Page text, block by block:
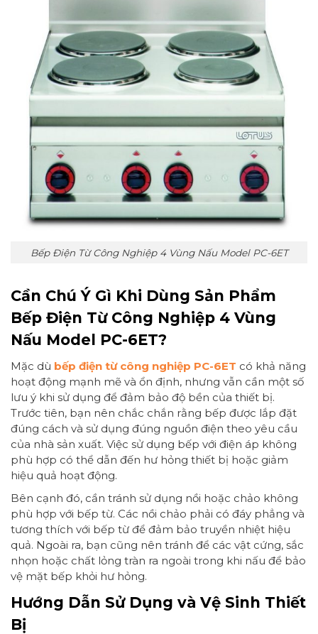
Bếp Điện Từ Công Nghiệp 4 Vùng Nấu Model PC-6ET
Cần Chú Ý Gì Khi Dùng Sản Phẩm
Bếp Điện Từ Công Nghiệp 4 Vùng
Nấu Model PC-6ET?
Mặc dù bếp điện từ công nghiệp PC-6ET có khả năng
hoạt động mạnh mẽ và ổn định, nhưng vẫn cần một số
lưu ý khi sử dụng để đảm bảo độ bền của thiết bị.
Trước tiên, bạn nên chắc chắn rằng bếp được lắp đặt
đúng cách và sử dụng đúng nguồn điện theo yêu cầu
của nhà sản xuất. Việc sử dụng bếp với điện áp không
phù hợp có thể dẫn đến hư hỏng thiết bị hoặc giảm
hiệu quả hoạt động.
Bên cạnh đó, cần tránh sử dụng nồi hoặc chảo không
phù hợp với bếp từ. Các nồi chảo phải có đáy phẳng và
tương thích với bếp từ để đảm bảo truyền nhiệt hiệu
quả. Ngoài ra, bạn cũng nên tránh để các vật cứng, sắc
nhọn hoặc chất lỏng tràn ra ngoài trong khi nấu để bảo
vệ mặt bếp khỏi hư hỏng.
Hướng Dẫn Sử Dụng và Vệ Sinh Thiết
Bị